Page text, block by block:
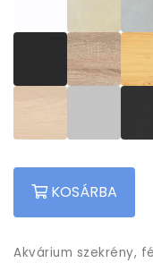
KOSÁRBA
Akvárium szekrény,